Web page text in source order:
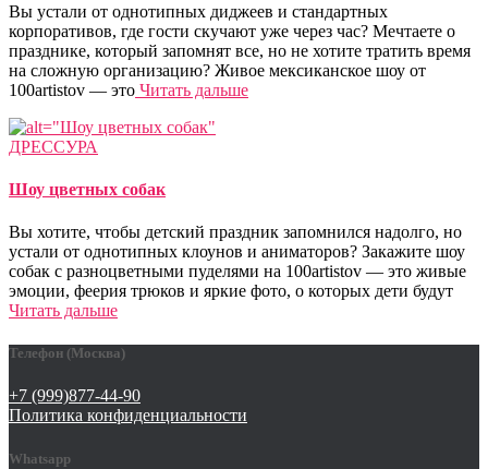
Вы устали от однотипных диджеев и стандартных
корпоративов, где гости скучают уже через час? Мечтаете о
празднике, который запомнят все, но не хотите тратить время
на сложную организацию? Живое мексиканское шоу от
100artistov — это Читать дальше
ДРЕССУРА
Шоу цветных собак
Вы хотите, чтобы детский праздник запомнился надолго, но
устали от однотипных клоунов и аниматоров? Закажите шоу
собак с разноцветными пуделями на 100artistov — это живые
эмоции, феерия трюков и яркие фото, о которых дети будут
Читать дальше
Телефон (Москва)
+7 (999)877-44-90
Политика конфиденциальности
Whatsapp